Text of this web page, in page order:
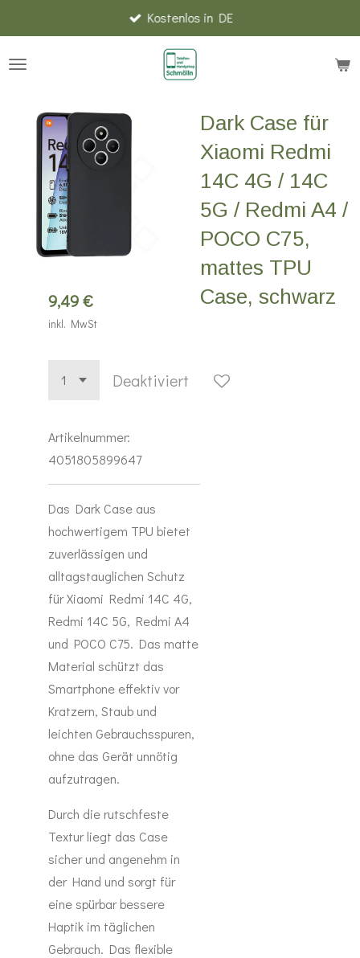
Hauptinhalt
springen
Kostenlos in DE
Dark Case für
Xiaomi Redmi
14C 4G / 14C
5G / Redmi A4 /
POCO C75,
mattes TPU
Case, schwarz
9,49 €
inkl. MwSt
Deaktiviert
Artikelnummer:
4051805899647
Das Dark Case aus
hochwertigem TPU bietet
zuverlässigen und
alltagstauglichen Schutz
für Xiaomi Redmi 14C 4G,
Redmi 14C 5G, Redmi A4
und POCO C75. Das matte
Material schützt das
Smartphone effektiv vor
Kratzern, Staub und
leichten Gebrauchsspuren,
ohne das Gerät unnötig
aufzutragen.
Durch die rutschfeste
Textur liegt das Case
sicher und angenehm in
der Hand und sorgt für
eine spürbar bessere
Haptik im täglichen
Gebrauch. Das flexible